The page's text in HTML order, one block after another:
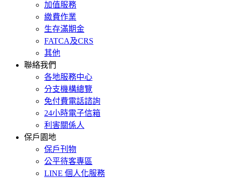
加值服務
繳費作業
生存滿期金
FATCA及CRS
其他
聯絡我們
各地服務中心
分支機構總覽
免付費電話諮詢
24小時電子信箱
利害關係人
保戶園地
保戶刊物
公平待客專區
LINE 個人化服務